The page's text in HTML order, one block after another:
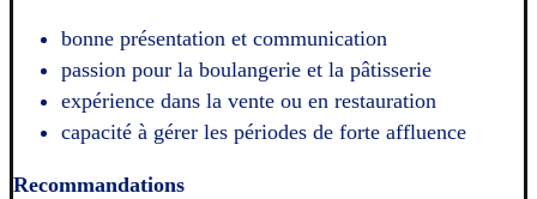
bonne présentation et communication
passion pour la boulangerie et la pâtisserie
expérience dans la vente ou en restauration
capacité à gérer les périodes de forte affluence
Recommandations